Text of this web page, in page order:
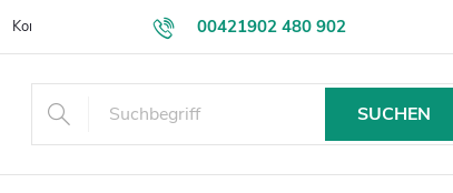
00421902 480 902
eshop@drevakybuxa.sk
Kontakt VEĽKOOBCHOD Obchodné podmienky
SUCHEN